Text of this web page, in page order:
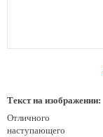
Текст на изображении:
Отличного
наступающего